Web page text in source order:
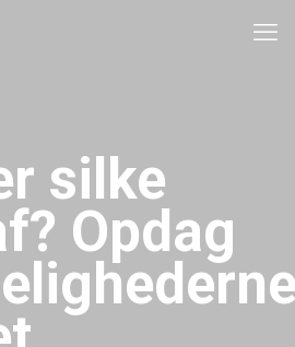
silke
Opdag